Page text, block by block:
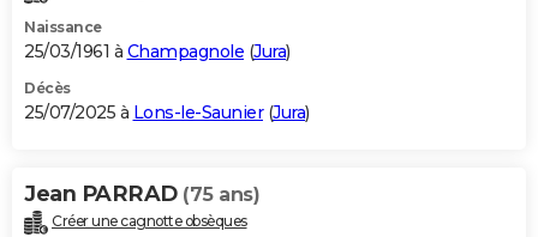
Dictionnaire
Biographies
Citations
Expressions
Proverbes
PROGRAMME TV
S'inscrire
Se connecter
Lycées
Collèges
Primaires
Universités
Entreprises
Service militaire
Avis de recherche
AVIS DE DÉCÈS
Bricolage
Lifestyle
Culture
Sport
Auto
Television
Voyage
Cinema
Naissance
25/03/1961 à Champagnole (Jura)
Décès
25/07/2025 à Lons-le-Saunier(Jura)
Jean PARRAD (75 ans)
Créer une cagnotte obsèques